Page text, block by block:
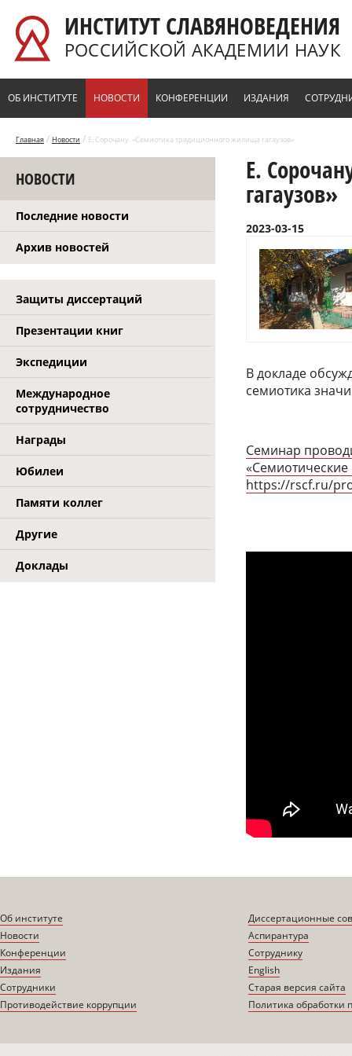
ИНСТИТУТ СЛАВЯНОВЕДЕНИЯ
РОССИЙСКОЙ АКАДЕМИИ НАУК
ОБ ИНСТИТУТЕ НОВОСТИ КОНФЕРЕНЦИИ ИЗДАНИЯ
Главная / Новости / Е. Сорочану. «Семиотика традиционного жилища гагаузов»
НОВОСТИ
Последние новости
Архив новостей
Защиты диссертаций
Презентации книг
Экспедиции
Международное
сотрудничество
Награды
Юбилеи
Памяти коллег
Другие
Доклады
Е.
гагаузов»
2023-03-15
В докладе
семиотика
Семинар
«Семиотические
https://rscf.ru/
Об институте
Новости
Конференции
Издания
Сотрудники
Противодействие коррупции
Диссертационные
Аспирантура
Сотруднику
English
Старая версия сайта
Политика обработки